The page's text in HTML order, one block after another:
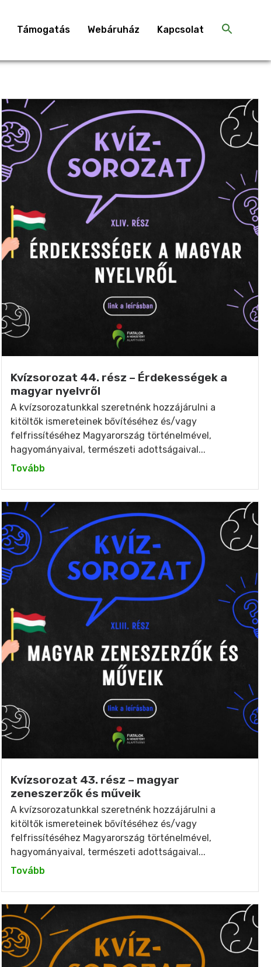
Támogatás Webáruház Kapcsolat
Kvízsorozat 44. rész – Érdekességek a
magyar nyelvről
A kvízsorozatunkkal szeretnénk hozzájárulni a
kitöltők ismereteinek bővítéséhez és/vagy
felfrissítéséhez Magyarország történelmével,
hagyományaival, természeti adottságaival...
Tovább
Kvízsorozat 43. rész – magyar
zeneszerzők és műveik
A kvízsorozatunkkal szeretnénk hozzájárulni a
kitöltők ismereteinek bővítéséhez és/vagy
felfrissítéséhez Magyarország történelmével,
hagyományaival, természeti adottságaival...
Tovább